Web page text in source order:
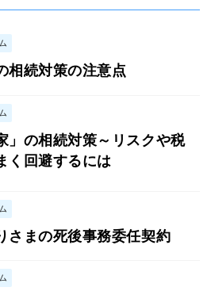
相続対策の注意点
」の相続対策～リスクや税
く回避するには
さまの死後事務委任契約